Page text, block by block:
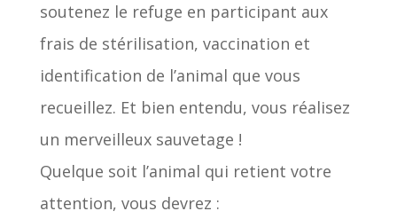
soutenez le refuge en participant aux
frais de stérilisation, vaccination et
identification de l’animal que vous
recueillez. Et bien entendu, vous réalisez
un merveilleux sauvetage !
Quelque soit l’animal qui retient votre
attention, vous devrez :